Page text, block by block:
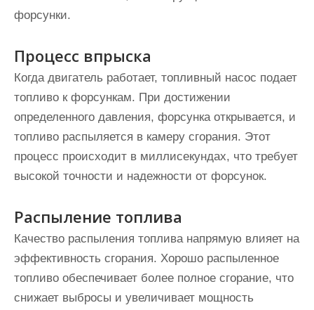
форсунки.
Процесс впрыска
Когда двигатель работает, топливный насос подает
топливо к форсункам. При достижении
определенного давления, форсунка открывается, и
топливо распыляется в камеру сгорания. Этот
процесс происходит в миллисекундах, что требует
высокой точности и надежности от форсунок.
Распыление топлива
Качество распыления топлива напрямую влияет на
эффективность сгорания. Хорошо распыленное
топливо обеспечивает более полное сгорание, что
снижает выбросы и увеличивает мощность